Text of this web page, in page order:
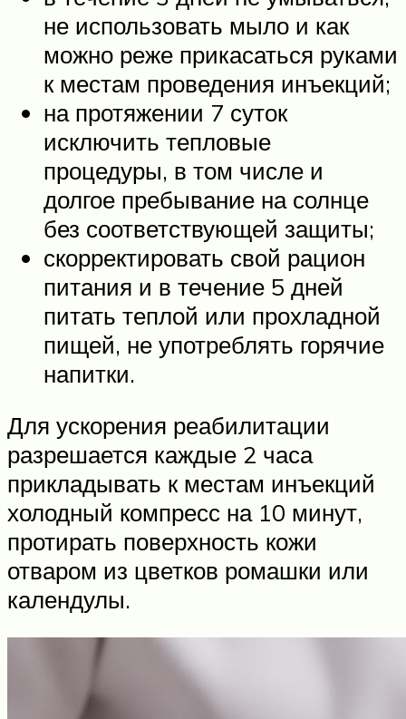
не использовать мыло и как
можно реже прикасаться руками
к местам проведения инъекций;
на протяжении 7 суток
исключить тепловые
процедуры, в том числе и
долгое пребывание на солнце
без соответствующей защиты;
скорректировать свой рацион
питания и в течение 5 дней
питать теплой или прохладной
пищей, не употреблять горячие
напитки.
Для ускорения реабилитации
разрешается каждые 2 часа
прикладывать к местам инъекций
холодный компресс на 10 минут,
протирать поверхность кожи
отваром из цветков ромашки или
календулы.